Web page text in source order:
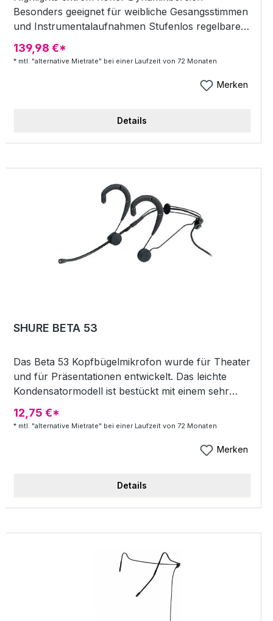
Besonders geeignet für weibliche Gesangsstimmen
und Instrumentalaufnahmen Stufenlos regelbare
Richcharakteristik im blauen Modus (Hier leuchtet
der Mikrofonkorb in blau) Class-A zero feedback
sind in das Mikrofon integriert incl. separatem
139,98 €*
* mtl. "alternative Mietrate" bei einer Laufzeit von 72 Monaten
Merken
Details
SHURE BETA 53
Das Beta 53 Kopfbügelmikrofon wurde für Theater
und für Präsentationen entwickelt. Das leichte
Kondensatormodell ist bestückt mit einem sehr
kleinen Wandlerelement von nur 5,6 mm
Durchmesser mit kugelförmiger Richtcharakteristik
Mikrofon bzw. als Headset für Wireless-Anlagen
Leerlaufempfindlichkeit: -54 dBV/Pa (2 mV)
Schalldruck): 39 dB(A) Gewicht: 35 g Farbe
Schwarz inkl. SHURE RPM 626 Phantomadapter
12,75 €*
* mtl. "alternative Mietrate" bei einer Laufzeit von 72 Monaten
Merken
Details